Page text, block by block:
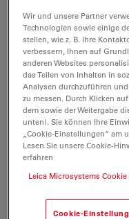
EM BAF060
BROCHURE OR FLYER
Leica
Jul 27, 2026
Wir und unsere Partner
Technologien sowie einige
stellen, wie z. B. Ihre
verbessern, Ihnen auf
anderen Websites
das Teilen von Inhalten in
Analysen durchzuführen
zu messen. Durch Klicken
dem sowie der Weitergabe
unten). Sie können Ihre
„Cookie-Einstellungen“ am
Lesen Sie unsere Cookie-
erfahren
Leica Microsystems
Cookie-